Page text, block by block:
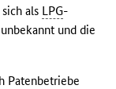
als LPG-
und die
Patenbetriebe